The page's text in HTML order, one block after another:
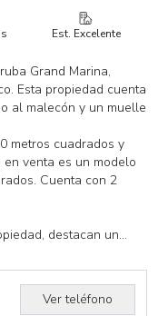
Est. Excelente
Grand Marina,
Esta propiedad cuenta
al malecón y un muelle
metros cuadrados y
venta es un modelo
Cuenta con 2
destacan un
y una terraza.
un chapoteadero y una
cocina/bar en la zona
de relajación y
Ver teléfono